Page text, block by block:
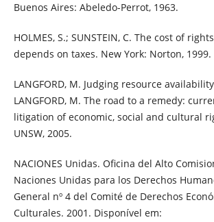
Buenos Aires: Abeledo-Perrot, 1963.
HOLMES, S.; SUNSTEIN, C. The cost of
depends on taxes. New York: Norton, 1999.
LANGFORD, M. Judging resource
LANGFORD, M. The road to a remedy:
litigation of economic, social and cultural
UNSW, 2005.
NACIONES Unidas. Oficina del Alto
Naciones Unidas para los Derechos
General nº 4 del Comité de Derechos
Culturales. 2001. Disponível em: